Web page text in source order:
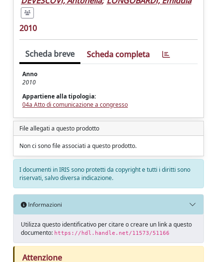
2010
Scheda breve Scheda completa
Anno
2010
Appartiene alla tipologia:
04a Atto di comunicazione a congresso
File allegati a questo prodotto
Non ci sono file associati a questo prodotto.
I documenti in IRIS sono protetti da copyright e tutti i diritti sono
riservati, salvo diversa indicazione.
Informazioni
Utilizza questo identificativo per citare o creare un link a questo
documento: https://hdl.handle.net/11573/51166
Attenzione